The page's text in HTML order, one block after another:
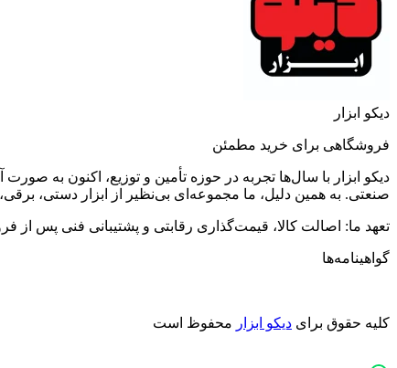
دیکو ابزار
فروشگاهی برای خرید مطمئن
دیکو ابزار با سال‌ها تجربه در حوزه تأمین و توزیع، اکنون به
صنعتی. به همین دلیل، ما مجموعه‌ای بی‌نظیر از ابزار دستی،
تعهد ما: اصالت کالا، قیمت‌گذاری رقابتی و پشتیبانی فنی پس از
گواهینامه‌ها
کلیه حقوق برای دیکو ابزار محفوظ است